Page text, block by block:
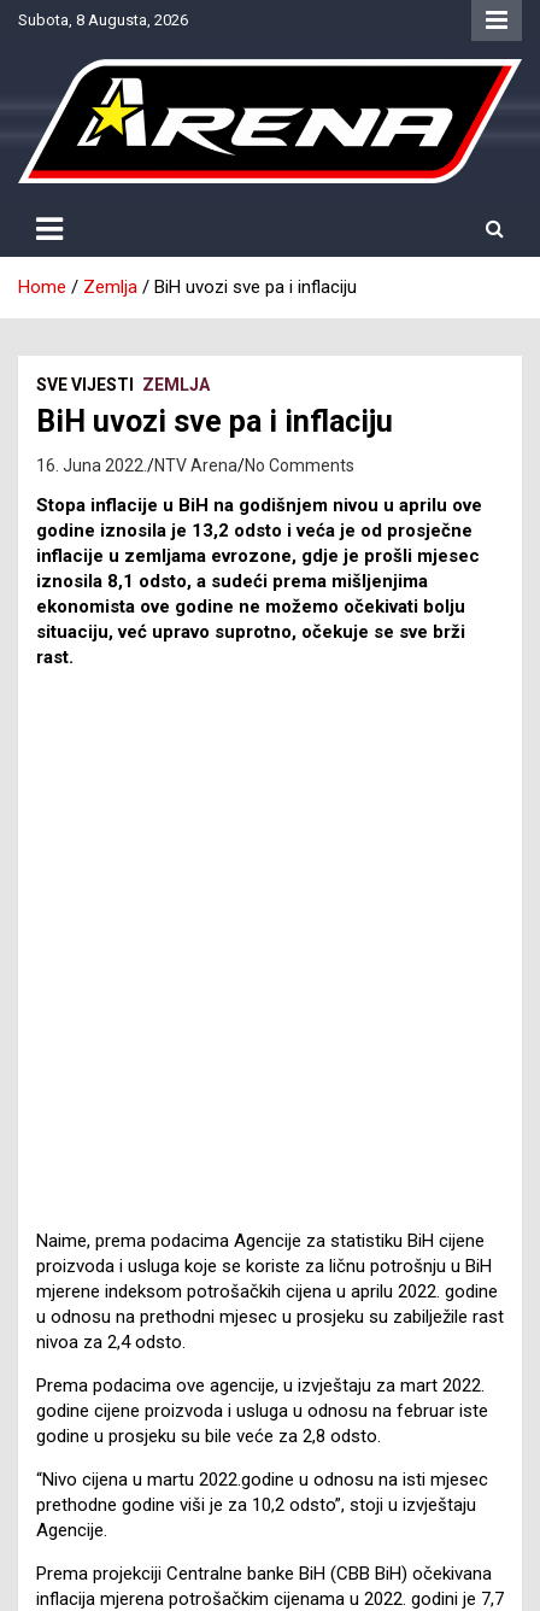
SkipSubota, 8 Augusta, 2026
NTV Arena
Home Zemlja BiH uvozi sve pa i inflaciju
SVE VIJESTI ZEMLJA
BiH uvozi sve pa i inflaciju
16. Juna 2022. NTV Arena No Comments
Stopa inflacije u BiH na godišnjem nivou u aprilu ove
godine iznosila je 13,2 odsto i veća je od prosječne
inflacije u zemljama evrozone, gdje je prošli mjesec
iznosila 8,1 odsto, a sudeći prema mišljenjima
ekonomista ove godine ne možemo očekivati bolju
situaciju, već upravo suprotno, očekuje se sve brži
rast.
Naime, prema podacima Agencije za statistiku BiH cijene
proizvoda i usluga koje se koriste za ličnu potrošnju u BiH
mjerene indeksom potrošačkih cijena u aprilu 2022. godine
u odnosu na prethodni mjesec u prosjeku su zabilježile rast
nivoa za 2,4 odsto.
Prema podacima ove agencije, u izvještaju za mart 2022.
godine cijene proizvoda i usluga u odnosu na februar iste
godine u prosjeku su bile veće za 2,8 odsto.
“Nivo cijena u martu 2022.godine u odnosu na isti mjesec
prethodne godine viši je za 10,2 odsto”, stoji u izvještaju
Agencije.
Prema projekciji Centralne banke BiH (CBB BiH) očekivana
inflacija mjerena potrošačkim cijenama u 2022. godini je 7,7